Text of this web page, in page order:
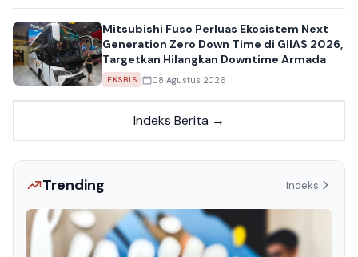
Mitsubishi Fuso Perluas Ekosistem Next
Generation Zero Down Time di GIIAS 2026,
Targetkan Hilangkan Downtime Armada
EKSBIS 08 Agustus 2026
Indeks Berita →
Trending Indeks